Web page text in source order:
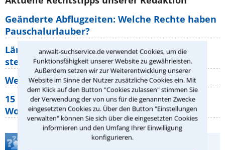
anwalt-suchservice.de verwendet Cookies, um die
Funktionsfähigkeit unserer Website zu gewährleisten.
Außerdem setzen wir zur Weiterentwicklung unserer
Website im Sinne der Nutzer zusätzliche Cookies ein. Mit
dem Klick auf den Button "Cookies zulassen" stimmen Sie
der Verwendung der von uns für die genannten Zwecke
eingesetzten Cookies zu. Über den Button "Einstellungen
verwalten" können Sie sich über die eingesetzten Cookies
informieren und den Umfang Ihrer Einwilligung
konfigurieren.
Geänderte Abflugzeiten: Welche Rechte haben
Pauschalurlauber?
Lärm von den Nachbarn: Welche Rechte
stehen mir zu?
Wer muss Zweitwohnungssteuer zahlen?
15 elementare Rechte, die jeder
Wohnungseigentümer kennen sollte
Teste Dein Rechtswissen